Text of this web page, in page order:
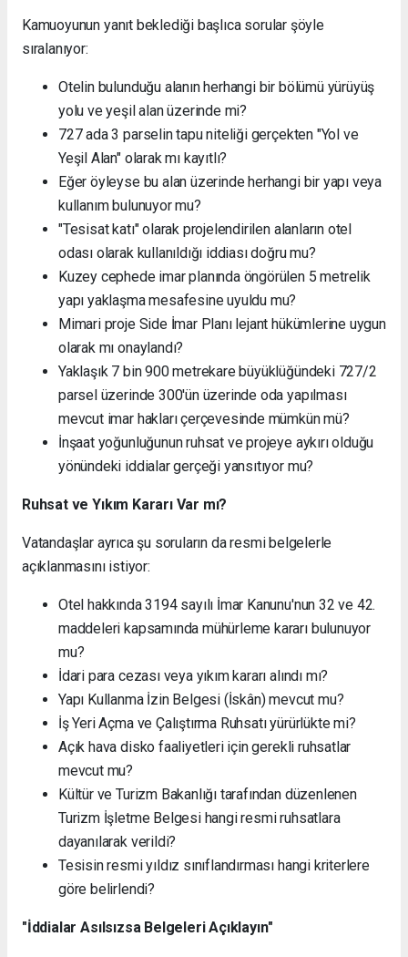
Kamuoyunun yanıt beklediği başlıca sorular şöyle
sıralanıyor:
Otelin bulunduğu alanın herhangi bir bölümü yürüyüş
yolu ve yeşil alan üzerinde mi?
727 ada 3 parselin tapu niteliği gerçekten "Yol ve
Yeşil Alan" olarak mı kayıtlı?
Eğer öyleyse bu alan üzerinde herhangi bir yapı veya
kullanım bulunuyor mu?
"Tesisat katı" olarak projelendirilen alanların otel
odası olarak kullanıldığı iddiası doğru mu?
Kuzey cephede imar planında öngörülen 5 metrelik
yapı yaklaşma mesafesine uyuldu mu?
Mimari proje Side İmar Planı lejant hükümlerine uygun
olarak mı onaylandı?
Yaklaşık 7 bin 900 metrekare büyüklüğündeki 727/2
parsel üzerinde 300'ün üzerinde oda yapılması
mevcut imar hakları çerçevesinde mümkün mü?
İnşaat yoğunluğunun ruhsat ve projeye aykırı olduğu
yönündeki iddialar gerçeği yansıtıyor mu?
Ruhsat ve Yıkım Kararı Var mı?
Vatandaşlar ayrıca şu soruların da resmi belgelerle
açıklanmasını istiyor:
Otel hakkında 3194 sayılı İmar Kanunu'nun 32 ve 42.
maddeleri kapsamında mühürleme kararı bulunuyor
mu?
İdari para cezası veya yıkım kararı alındı mı?
Yapı Kullanma İzin Belgesi (İskân) mevcut mu?
İş Yeri Açma ve Çalıştırma Ruhsatı yürürlükte mi?
Açık hava disko faaliyetleri için gerekli ruhsatlar
mevcut mu?
Kültür ve Turizm Bakanlığı tarafından düzenlenen
Turizm İşletme Belgesi hangi resmi ruhsatlara
dayanılarak verildi?
Tesisin resmi yıldız sınıflandırması hangi kriterlere
göre belirlendi?
"İddialar Asılsızsa Belgeleri Açıklayın"